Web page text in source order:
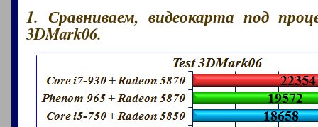
1. Сравниваем, видеокарта под
3DMark06.